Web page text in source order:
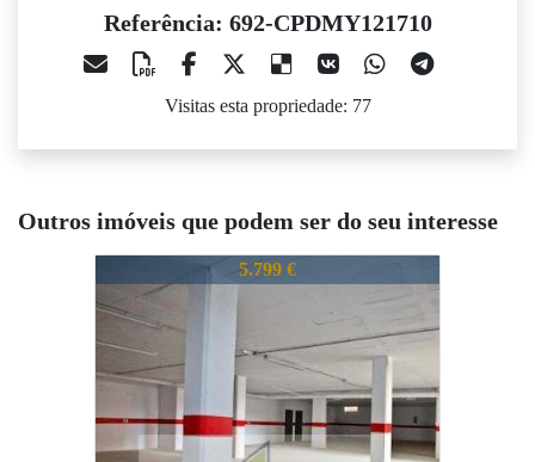
Referência: 692-CPDMY121710
Visitas esta propriedade: 77
Outros imóveis que podem ser do seu interesse
692-CPDMY121710
5.799 €